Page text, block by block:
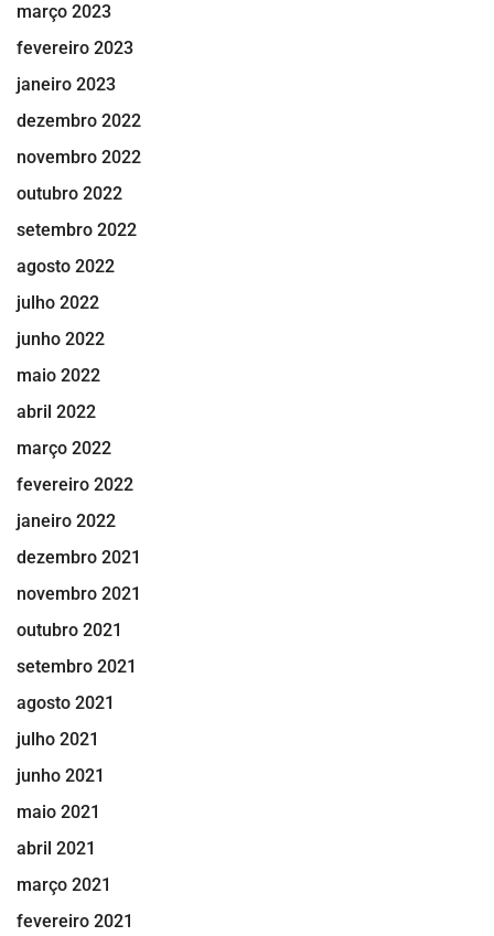
março 2023
fevereiro 2023
janeiro 2023
dezembro 2022
novembro 2022
outubro 2022
setembro 2022
agosto 2022
julho 2022
junho 2022
maio 2022
abril 2022
março 2022
fevereiro 2022
janeiro 2022
dezembro 2021
novembro 2021
outubro 2021
setembro 2021
agosto 2021
julho 2021
junho 2021
maio 2021
abril 2021
março 2021
fevereiro 2021